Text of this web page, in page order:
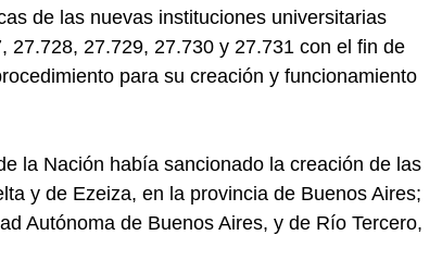
de las nuevas instituciones universitarias
27.728, 27.729, 27.730 y 27.731 con el fin de
para su creación y funcionamiento
la Nación había sancionado la creación de las
y de Ezeiza, en la provincia de Buenos Aires;
Autónoma de Buenos Aires, y de Río Tercero,